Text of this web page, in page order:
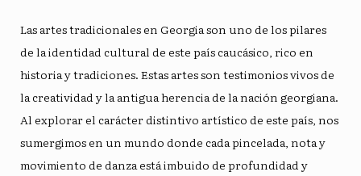
Las artes tradicionales en Georgia son uno de los pilares
de la identidad cultural de este país caucásico, rico en
historia y tradiciones. Estas artes son testimonios vivos de
la creatividad y la antigua herencia de la nación georgiana.
Al explorar el carácter distintivo artístico de este país, nos
sumergimos en un mundo donde cada pincelada, nota y
movimiento de danza está imbuido de profundidad y